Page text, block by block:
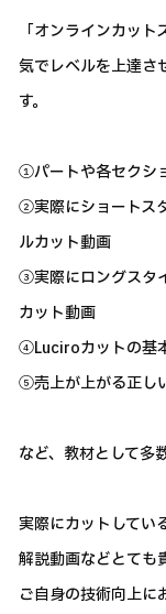
「オンラインカッ
気でレベルを上達さ
す。
①パートや各セクシ
②実際にショートス
ルカット動画
③実際にロングスタ
カット動画
④Luciroカットの基
⑤売上が上がる正し
など、教材として多
実際にカットしてい
解説動画などとても
ご自身の技術向上に